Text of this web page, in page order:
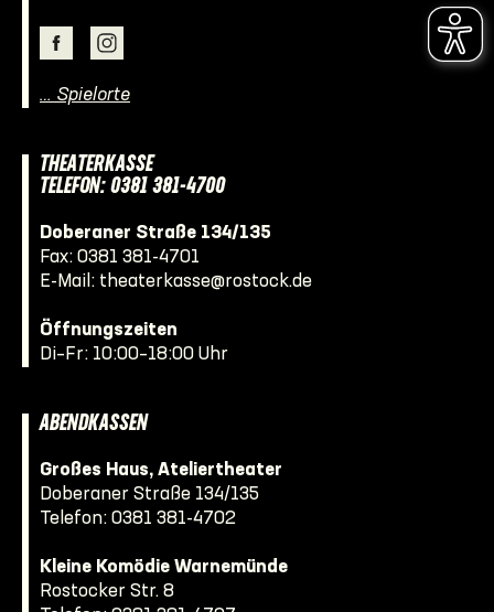
… Spielorte
THEATERKASSE
TELEFON: 0381 381-4700
Doberaner Straße 134/135
Fax: 0381 381-4701
E-Mail: theaterkasse@rostock.de
Öffnungszeiten
Di–Fr: 10:00–18:00 Uhr
ABENDKASSEN
Großes Haus, Ateliertheater
Doberaner Straße 134/135
Telefon: 0381 381-4702
Kleine Komödie Warnemünde
Rostocker Str. 8